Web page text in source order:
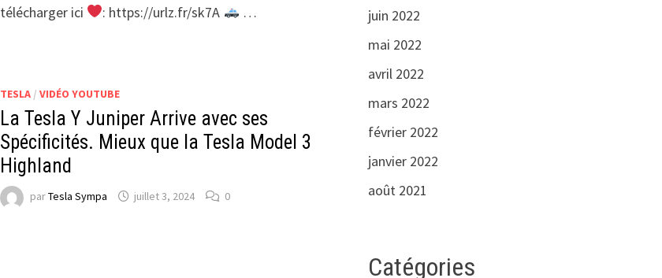
télécharger ici
: https://urlz.fr/sk7A …
TESLA/ VIDÉO YOUTUBE
La Tesla Y Juniper Arrive avec ses
Spécificités. Mieux que la Tesla Model 3
Highland
parTesla Sympa juillet 3, 2024 0
juin 2022
mai 2022
avril 2022
mars 2022
février 2022
janvier 2022
août 2021
Catégories